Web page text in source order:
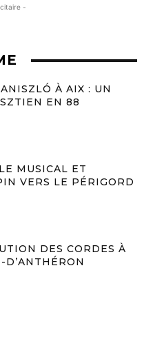
-
À AIX : UN
EN 88
MUSICAL ET
VERS LE PÉRIGORD
DES CORDES À
D’ANTHÉRON